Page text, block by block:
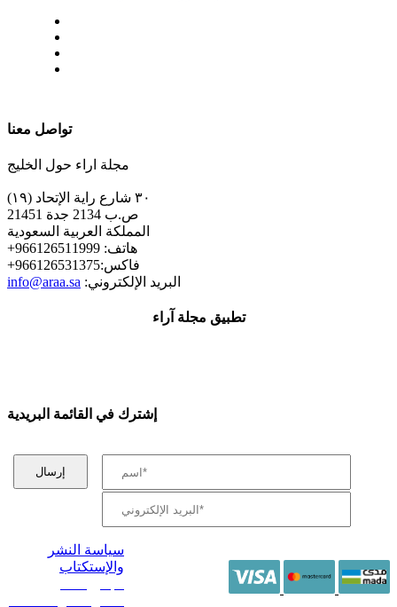
تواصل معنا
مجلة اراء حول الخليج
٣٠ شارع راية الإتحاد (١٩)
ص.ب 2134 جدة 21451
المملكة العربية السعودية
+هاتف: 966126511999
+فاكس:966126531375
info@araa.sa :البريد الإلكتروني
تطبيق مجلة آراء
إشترك في القائمة البريدية
سياسة النشر
والإستكتاب